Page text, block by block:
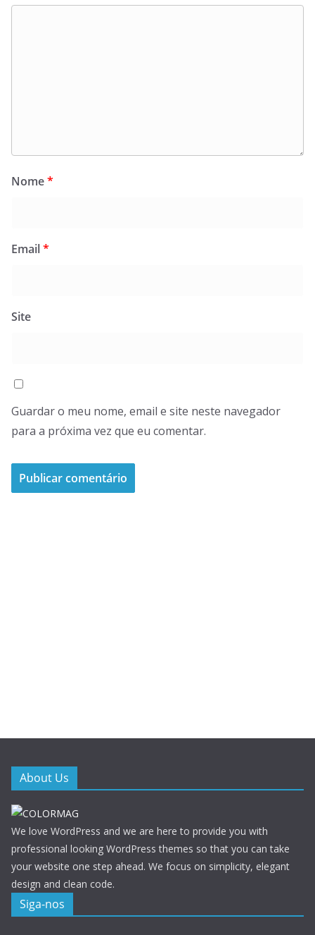
Nome*
Email*
Site
Guardar o meu nome, email e site neste navegador
para a próxima vez que eu comentar.
About Us
We love WordPress and we are here to provide you with
professional looking WordPress themes so that you can take
your website one step ahead. We focus on simplicity, elegant
design and clean code.
Siga-nos